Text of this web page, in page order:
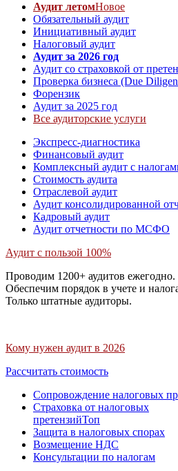
Аудит летомНовое
Обязательный аудит
Инициативный аудит
Налоговый аудит
Аудит за 2026 год
Аудит со страховкой от
Проверка бизнеса (Due
Форензик
Аудит за 2025 год
Все аудиторские услуги
Экспресс-диагностика
Финансовый аудит
Комплексный аудит с
Стоимость аудита
Отраслевой аудит
Аудит консолидированной
Кадровый аудит
Аудит отчетности по МСФО
Аудит с пользой 100%
Проводим 1200+ аудитов ежегодно.
Обеспечим порядок в учете и
Только штатные аудиторы.
Кому нужен аудит в 2026
Рассчитать стоимость
Сопровождение налоговых
Страховка от налоговых
претензийТоп
Защита в налоговых спорах
Возмещение НДС
Консультации по налогам